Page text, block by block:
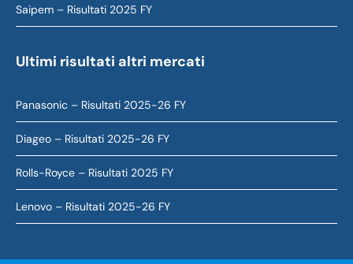
Saipem – Risultati 2025 FY
Ultimi risultati altri mercati
Panasonic – Risultati 2025-26 FY
Diageo – Risultati 2025-26 FY
Rolls-Royce – Risultati 2025 FY
Lenovo – Risultati 2025-26 FY